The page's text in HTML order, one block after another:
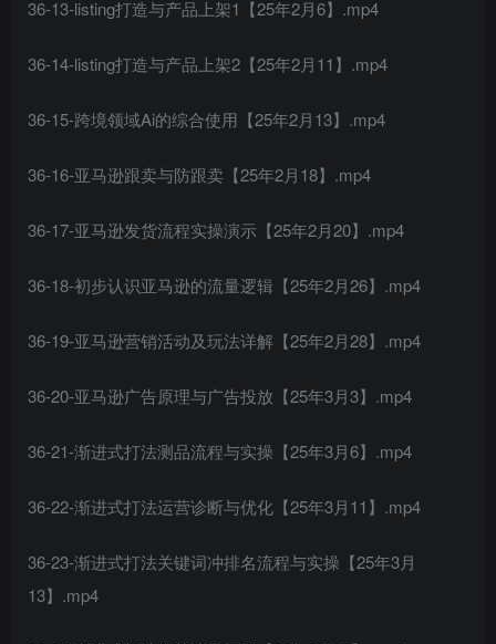
36-13-listing打造与产品上架1【25年2月6】.mp4
36-14-listing打造与产品上架2【25年2月11】.mp4
36-15-跨境领域Ai的综合使用【25年2月13】.mp4
36-16-亚马逊跟卖与防跟卖【25年2月18】.mp4
36-17-亚马逊发货流程实操演示【25年2月20】.mp4
36-18-初步认识亚马逊的流量逻辑【25年2月26】.mp4
36-19-亚马逊营销活动及玩法详解【25年2月28】.mp4
36-20-亚马逊广告原理与广告投放【25年3月3】.mp4
36-21-渐进式打法测品流程与实操【25年3月6】.mp4
36-22-渐进式打法运营诊断与优化【25年3月11】.mp4
36-23-渐进式打法关键词冲排名流程与实操【25年3月
13】.mp4